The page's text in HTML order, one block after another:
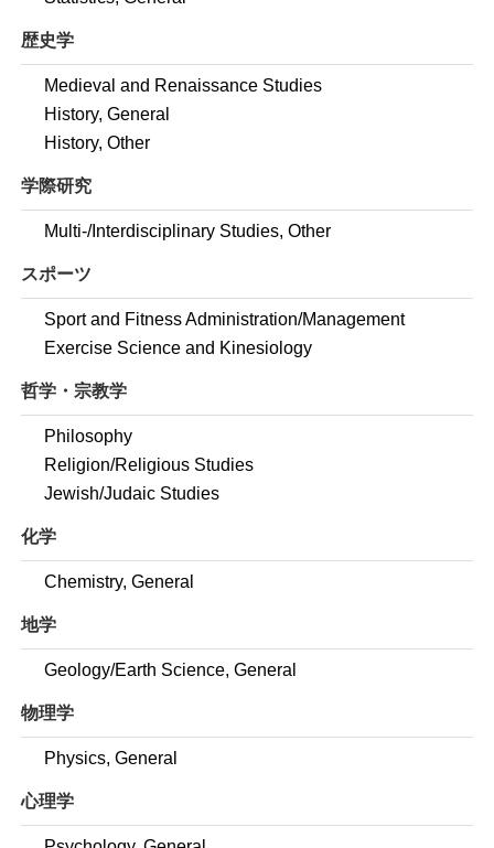
歴史学
Medieval and Renaissance Studies
History, General
History, Other
学際研究
Multi-/Interdisciplinary Studies, Other
スポーツ
Sport and Fitness Administration/Management
Exercise Science and Kinesiology
哲学・宗教学
Philosophy
Religion/Religious Studies
Jewish/Judaic Studies
化学
Chemistry, General
地学
Geology/Earth Science, General
物理学
Physics, General
心理学